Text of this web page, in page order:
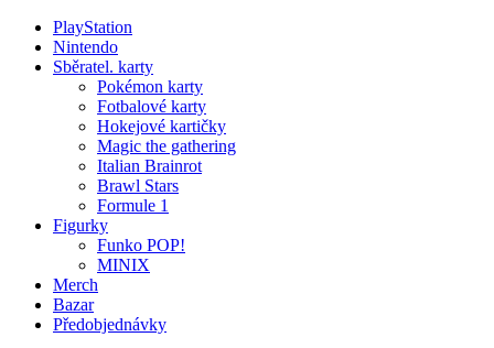
PlayStation
Nintendo
Sběratel. karty
Pokémon karty
Fotbalové karty
Hokejové kartičky
Magic the gathering
Italian Brainrot
Brawl Stars
Formule 1
Figurky
Funko POP!
MINIX
Merch
Bazar
Předobjednávky